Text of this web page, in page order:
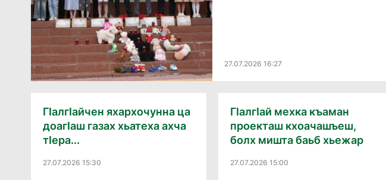
27.07.2026 16:27
Гӏалгӏайчен яхархочунна ца
доагӏаш газах хьатеха ахча
тӏера...
27.07.2026 15:30
Гӏалгӏай мехка къаман
проекташ кхоачашъеш,
болх мишта баьб хьежар
27.07.2026 15:00